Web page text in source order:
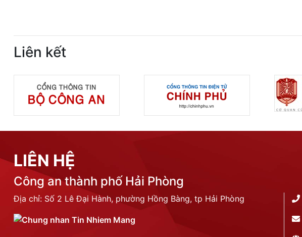
Liên kết
LIÊN HỆ
Công an thành phố Hải Phòng
Địa chỉ: Số 2 Lê Đại Hành, phường Hồng Bàng, tp Hải Phòng